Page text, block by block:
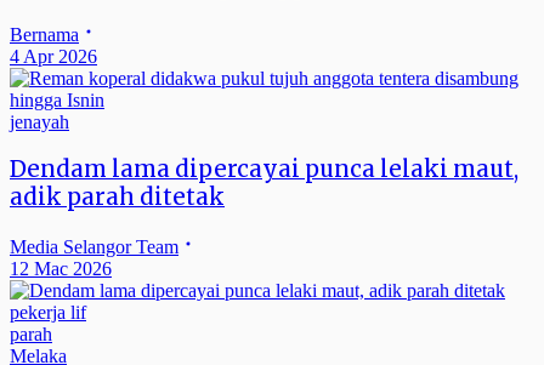
Bernama
4 Apr 2026
jenayah
Dendam lama dipercayai punca lelaki maut,
adik parah ditetak
Media Selangor Team
12 Mac 2026
pekerja lif
parah
Melaka